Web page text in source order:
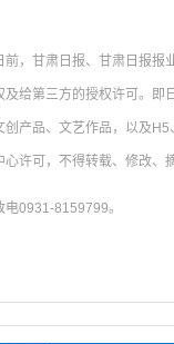
前，甘肃日报、甘肃日报
给第三方的授权许可。
创产品、文艺作品，以及
许可，不得转载、修改、
0931-8159799。